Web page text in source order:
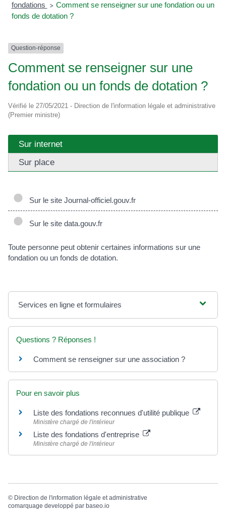
fondations
> Comment se renseigner sur une fondation ou un
fonds de dotation ?
Question-réponse
Comment se renseigner sur une
fondation ou un fonds de dotation ?
Vérifié le 27/05/2021 - Direction de l'information légale et administrative
(Premier ministre)
Sur internet
Sur place
Sur le site Journal-officiel.gouv.fr
Sur le site data.gouv.fr
Toute personne peut obtenir certaines informations sur une
fondation ou un fonds de dotation.
Services en ligne et formulaires
Questions ? Réponses !
Comment se renseigner sur une association ?
Pour en savoir plus
Liste des fondations reconnues d'utilité publique
Ministère chargé de l'intérieur
Liste des fondations d'entreprise
Ministère chargé de l'intérieur
© Direction de l'information légale et administrative
comarquage developpé par baseo.io